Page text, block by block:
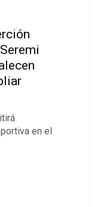
en el